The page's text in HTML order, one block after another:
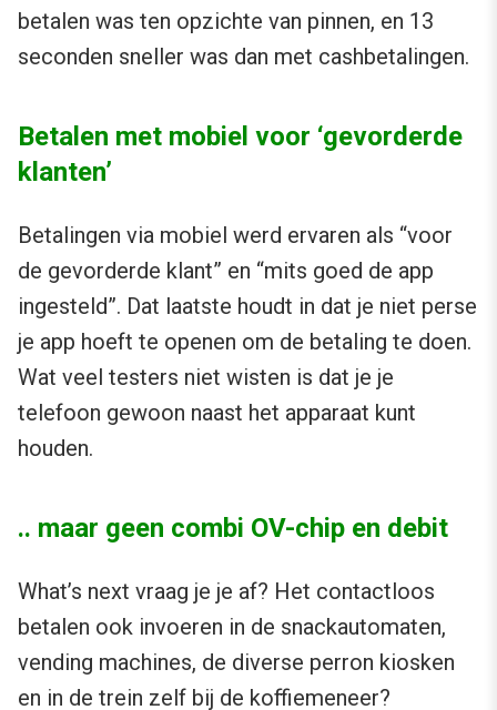
betalen was ten opzichte van pinnen, en 13
seconden sneller was dan met cashbetalingen.
Betalen met mobiel voor ‘gevorderde
klanten’
Betalingen via mobiel werd ervaren als “voor
de gevorderde klant” en “mits goed de app
ingesteld”. Dat laatste houdt in dat je niet perse
je app hoeft te openen om de betaling te doen.
Wat veel testers niet wisten is dat je je
telefoon gewoon naast het apparaat kunt
houden.
.. maar geen combi OV-chip en debit
What’s next vraag je je af? Het contactloos
betalen ook invoeren in de snackautomaten,
vending machines, de diverse perron kiosken
en in de trein zelf bij de koffiemeneer?